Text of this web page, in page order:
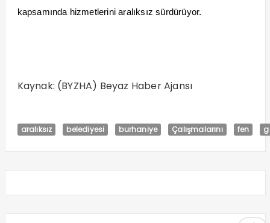
kapsamında hizmetlerini aralıksız sürdürüyor.
Kaynak: (BYZHA) Beyaz Haber Ajansı
aralıksız belediyesi burhaniye Çalışmalarını fen